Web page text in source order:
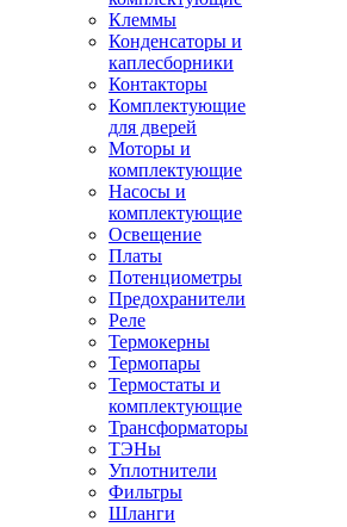
Клеммы
Конденсаторы и
каплесборники
Контакторы
Комплектующие
для дверей
Моторы и
комплектующие
Насосы и
комплектующие
Освещение
Платы
Потенциометры
Предохранители
Реле
Термокерны
Термопары
Термостаты и
комплектующие
Трансформаторы
ТЭНы
Уплотнители
Фильтры
Шланги